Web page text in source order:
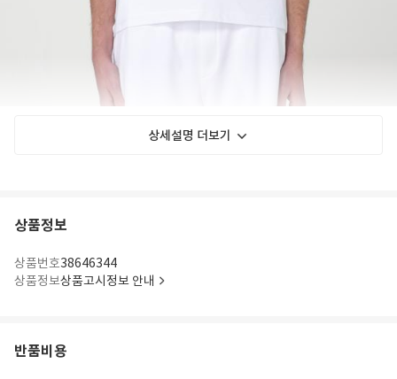
상세설명 더보기
상품정보
상품번호38646344
상품정보상품고시정보 안내
반품비용